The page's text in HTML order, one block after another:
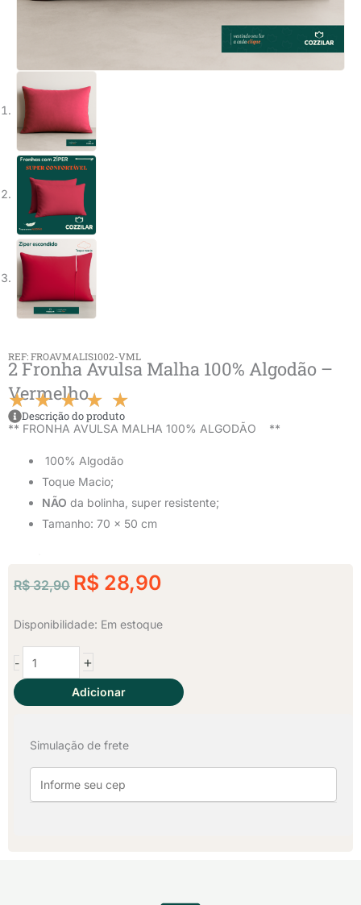
REF: FROAVMALIS1002-VML
2 Fronha Avulsa Malha 100% Algodão –
Vermelho
★ ★ ★ ★ ★
de
Descrição do produto
** FRONHA AVULSA MALHA 100% ALGODÃO **
100% Algodão
Toque Macio;
NÃO da bolinha, super resistente;
Tamanho: 70 x 50 cm
R$32,90
O
original
era:
R$ 32,90.
R$ 28,90
atual
Disponibilidade: Em estoque
-
2
Fronha
Avulsa
100%
Vermelho
quantidade
+
Adicionar
Simulação de frete